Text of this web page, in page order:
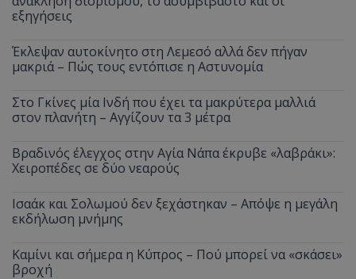
εξηγήσεις
Έκλεψαν αυτοκίνητο στη Λεμεσό αλλά δεν πήγαν
μακριά – Πώς τους εντόπισε η Αστυνομία
Στο Γκίνες μία Ινδή που έχει τα μακρύτερα μαλλιά
στον πλανήτη – Αγγίζουν τα 3 μέτρα
Βραδινός έλεγχος στην Αγία Νάπα έκρυβε «λαβράκι»:
Χειροπέδες σε δύο νεαρούς
Ισαάκ και Σολωμού δεν ξεχάστηκαν – Απόψε η μεγάλη
εκδήλωση μνήμης
Καμίνι και σήμερα η Κύπρος – Πού μπορεί να «σκάσει»
βροχή